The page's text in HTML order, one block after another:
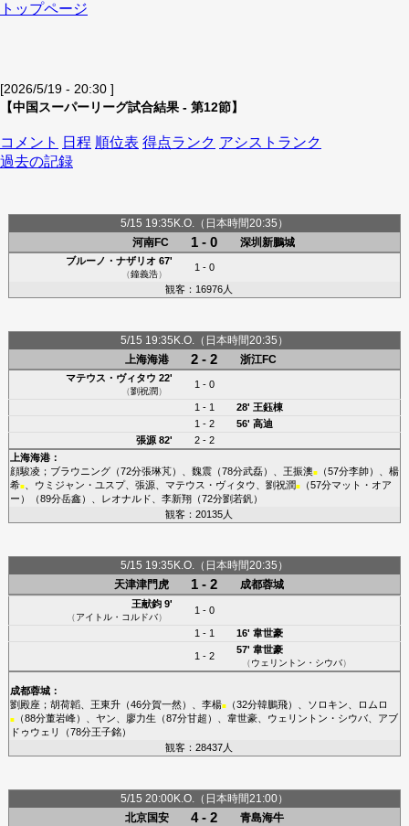
トップページ
[2026/5/19 - 20:30 ]
【中国スーパーリーグ試合結果 - 第12節】
コメント 日程 順位表 得点ランク アシストランク
過去の記録
5/15 19:35K.O.（日本時間20:35）
河南FC
1 - 0 深圳新鵬城
ブルーノ・ナザリオ67'
（鐘義浩）
1 - 0
観客：16976人
5/15 19:35K.O.（日本時間20:35）
上海海港
2 - 2 浙江FC
マテウス・ヴィタウ 22'
（劉祝潤）
1 - 0
1 - 1 28' 王鈺棟
1 - 2
56' 高迪
張源82'
2 - 2
上海海港：
顔駿凌； ブラウニング（72分張琳芃）、 魏震（78分武磊）、 王振澳■（57分李帥）、 楊
希■、 ウミジャン・ユスプ、 張源、 マテウス・ヴィタウ 劉祝潤■（57分マット・オア
ー ）（89分岳鑫）、 レオナルド 李新翔（72分劉若釩 ）
観客：20135人
5/15 19:35K.O.（日本時間20:35）
天津津門虎
1 - 2 成都蓉城
王献鈞9'
（アイトル・コルドバ）
1 - 0
1 - 1 16' 韋世豪
1 - 2
57' 韋世豪
（ウェリントン・シウバ）
成都蓉城：
劉殿座； 胡荷韜、 王東升（46分賀一然）、 李楊■（32分韓鵬飛）、 ソロキン ロムロ
■（88分董岩峰）、 ヤン 廖力生 （87分甘超 ）、 韋世豪、 ウェリントン・シウバ、 アブ
ドゥウェリ
（78分王子銘）
観客：28437人
5/15 20:00K.O.（日本時間21:00）
北京国安
4 - 2 青島海牛